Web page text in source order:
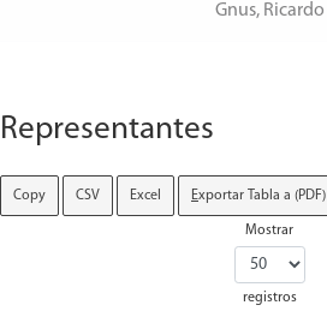
Gnus, Ricardo
Representantes
Copy CSV Excel Exportar Tabla a (PDF)
Mostrar
registros